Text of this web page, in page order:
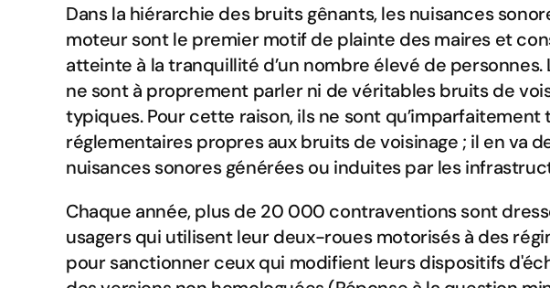
Dans la hiérarchie des bruits gênants, les nuisances
moteur sont le premier motif de plainte des maires et
atteinte à la tranquillité d’un nombre élevé de
ne sont à proprement parler ni de véritables bruits de
typiques. Pour cette raison, ils ne sont
réglementaires propres aux bruits de voisinage ; il en va
nuisances sonores générées ou induites par les
Chaque année, plus de 20 000 contraventions sont
usagers qui utilisent leur deux-roues motorisés à des
pour sanctionner ceux qui modifient leurs dispositifs